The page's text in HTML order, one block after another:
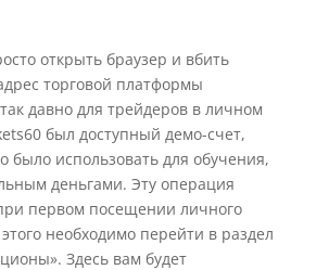
открыть браузер и вбить
торговой платформы
давно для трейдеров в личном
был доступный демо-счет,
было использовать для обучения,
деньгами. Эту операция
первом посещении личного
необходимо перейти в раздел
Здесь вам будет